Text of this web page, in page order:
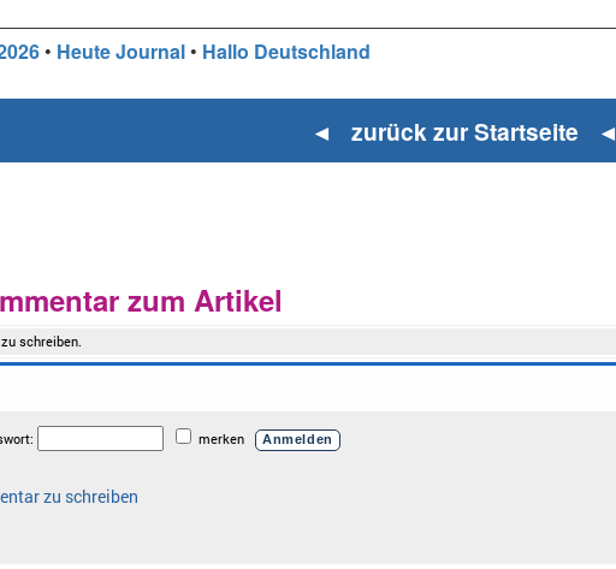
• Heute Journal • Hallo Deutschland
◄ zurück zur Startseite ◄
zum Artikel